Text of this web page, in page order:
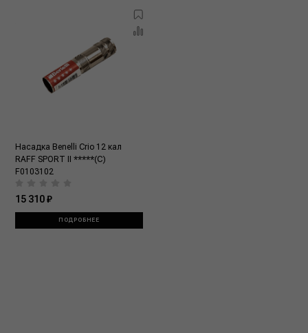
Насадка Benelli Crio 12 кал
RAFF SPORT II *****(C)
F0103102
15 310 ₽
ПОДРОБНЕЕ